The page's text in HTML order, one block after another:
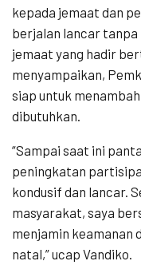
kepada jemaat dan
berjalan lancar tanpa
jemaat yang hadir
menyampaikan,
siap untuk
dibutuhkan.
“Sampai saat ini
peningkatan
kondusif dan lancar.
masyarakat, saya
menjamin keamanan
natal,” ucap Vandiko.